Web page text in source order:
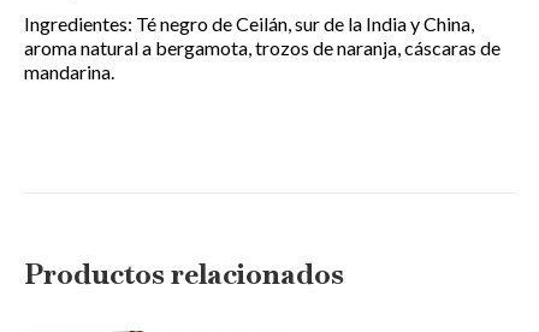
Ingredientes: Té negro de Ceilán, sur de la India y China,
aroma natural a bergamota, trozos de naranja, cáscaras de
mandarina.
Productos relacionados